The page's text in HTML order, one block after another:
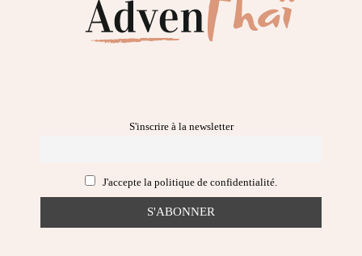
S'inscrire à la newsletter
J'accepte la politique de confidentialité.